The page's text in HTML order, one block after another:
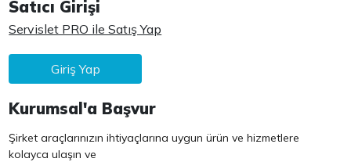
Satıcı Girişi
Servislet PRO ile Satış Yap
Giriş Yap
Kurumsal'a Başvur
Şirket araçlarınızın ihtiyaçlarına uygun ürün ve hizmetlere
kolayca ulaşın ve